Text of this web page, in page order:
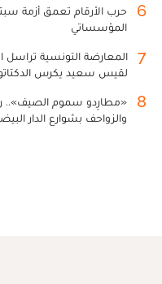
6
حرب الأرقام تعمق أزمة
المؤسساتي
7
المعارضة التونسية تراسل
لقيس سعيد يكرس
8
«مطارِدو سموم الصيف»..
والزواحف بشوارع الدار